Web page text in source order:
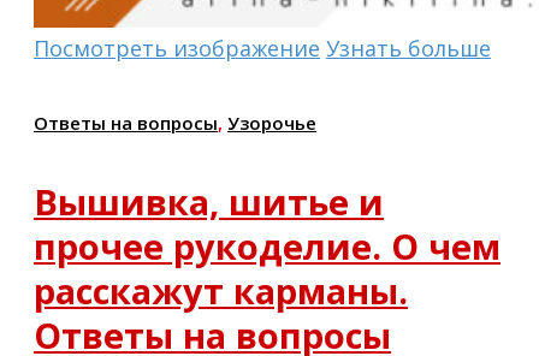
Посмотреть изображение Узнать больше
Ответы на вопросы, Узорочье
Вышивка, шитье и
прочее рукоделие. О чем
расскажут карманы.
Ответы на вопросы